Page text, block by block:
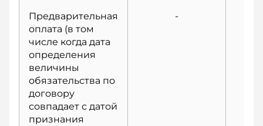
Предварительная
оплата (в том
числе когда дата
определения
величины
обязательства по
договору
совпадает с датой
признания
-